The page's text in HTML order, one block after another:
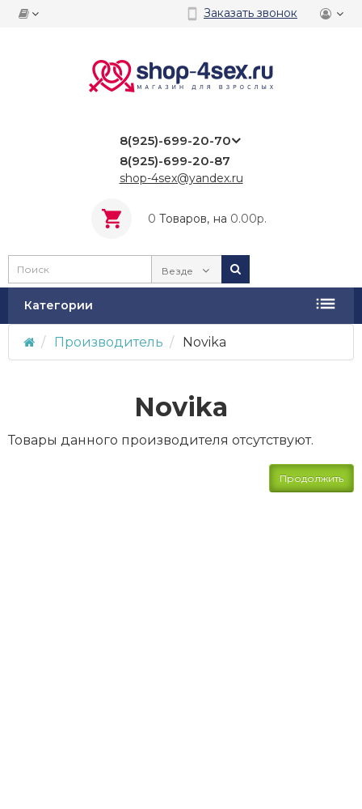
Заказать звонок
8(925)-699-20-70
8(925)-699-20-87
shop-4sex@yandex.ru
0 Tоваров, на 0.00р.
Везде
Категории
Производитель Novika
Novika
Товары данного производителя отсутствуют.
Продолжить